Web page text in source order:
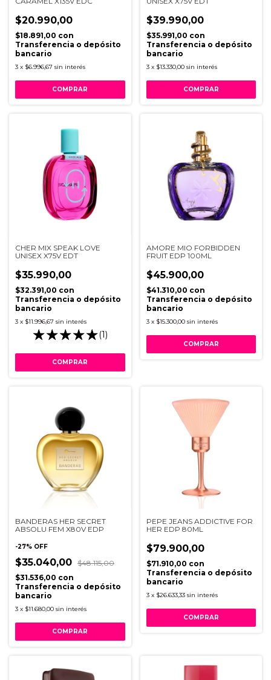
$20.990,00
$18.891,00 con
Transferencia o depósito
bancario
3 x $6.996,67 sin interés
$39.990,00
$35.991,00 con
Transferencia o depósito
bancario
3 x $13.330,00 sin interés
CHER MIX SPEAK LOVE
UNISEX X75V EDT
$35.990,00
$32.391,00 con
Transferencia o depósito
bancario
3 x $11.996,67 sin interés
(1)
AMORE MIO FORBIDDEN
FRUIT EDP 100ML
$45.900,00
$41.310,00 con
Transferencia o depósito
bancario
3 x $15.300,00 sin interés
BANDERAS HER SECRET
ABSOLU FEM X80V EDP
-27% OFF
$35.040,00 $48.115,00
$31.536,00 con
Transferencia o depósito
bancario
3 x $11.680,00 sin interés
PEPE JEANS ADDICTIVE FOR
HER EDP 80ML
$79.900,00
$71.910,00 con
Transferencia o depósito
bancario
3 x $26.633,33 sin interés